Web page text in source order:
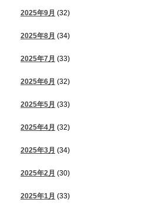
2025年9月 (32)
2025年8月 (34)
2025年7月 (33)
2025年6月 (32)
2025年5月 (33)
2025年4月 (32)
2025年3月 (34)
2025年2月 (30)
2025年1月 (33)